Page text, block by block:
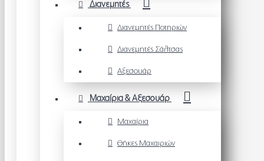
Διανεμητές
Διανεμητές Ποτηριών
Διανεμητές Σάλτσας
Αξεσουάρ
Μαχαίρια & Αξεσουάρ
Μαχαίρια
Θήκες Μαχαιριών